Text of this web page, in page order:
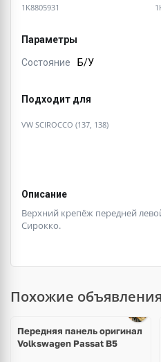
1K8805931
Параметры
Состояние Б/У
Подходит для
VW SCIROCCO (137, 138)
Описание
Верхний крепёж передней
Сирокко.
Похожие объявления
Передняя панель оригинал
Volkswagen Passat B5